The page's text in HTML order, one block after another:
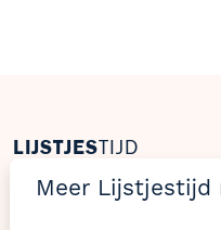
LIJSTJESTIJD
Welkom op Lijstjestijd,
Meer Lijstjestijd